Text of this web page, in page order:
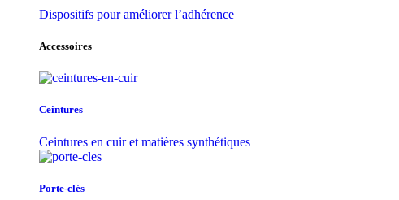
Dispositifs pour améliorer l’adhérence
Accessoires
Ceintures
Ceintures en cuir et matières synthétiques
Porte-clés